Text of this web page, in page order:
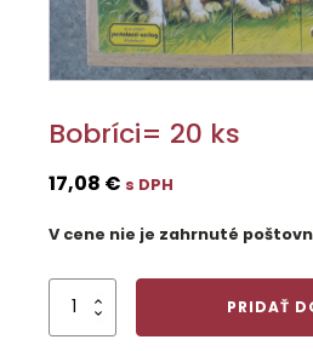
Bobríci= 20 ks
17,08 € s DPH
V cene nie je zahrnuté
množstvo
Bobríci=
PRIDAŤ